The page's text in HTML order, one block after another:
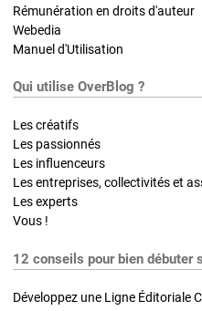
Rémunération en droits d'auteur
Webedia
Manuel d'Utilisation
Qui utilise OverBlog ?
Les créatifs
Les passionnés
Les influenceurs
Les entreprises, collectivités et
Les experts
Vous !
12 conseils pour bien débuter
Développez une Ligne Éditoriale